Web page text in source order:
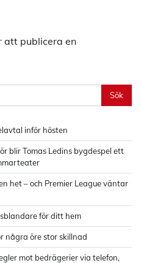
att publicera en
inför hösten
blir Tomas Ledins bygdespel ett
het – och Premier League väntar
för ditt hem
några öre stor skillnad
mot bedrägerier via telefon,